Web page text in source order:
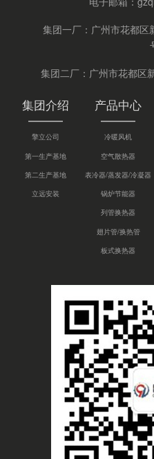
集团一厂：广州市花都区
集团二厂：广州市花都区
集团介绍
擎立公司
第一生产基地
第二生产基地
立远安装
产品中心
冷暖风机
空气散热器
表冷器/蒸发器/冷凝器
锅炉节能器
列管换热器
翅片管/换热管
板式换热器